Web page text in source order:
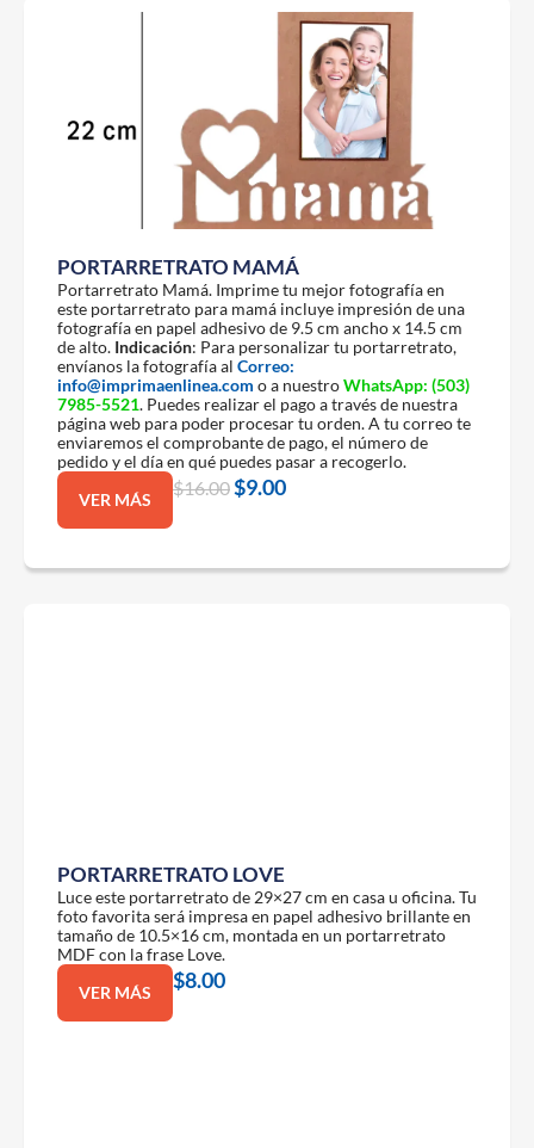
PORTARRETRATO MAMÁ
Portarretrato Mamá. Imprime tu mejor fotografía en
este portarretrato para mamá incluye impresión de una
fotografía en papel adhesivo de 9.5 cm ancho x 14.5 cm
de alto. Indicación: Para personalizar tu portarretrato,
envíanos la fotografía al Correo:
info@imprimaenlinea.com o a nuestroWhatsApp: (503)
7985-5521. Puedes realizar el pago a través de nuestra
página web para poder procesar tu orden. A tu correo te
enviaremos el comprobante de pago, el número de
pedido y el día en qué puedes pasar a recogerlo.
VER MÁS
$16.00$9.00
PORTARRETRATO LOVE
Luce este portarretrato de 29×27 cm en casa u oficina. Tu
foto favorita será impresa en papel adhesivo brillante en
tamaño de 10.5×16 cm, montada en un portarretrato
MDF con la frase Love.
VER MÁS
$8.00